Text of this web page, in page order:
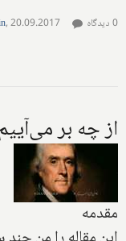
,20.09.2017 0 دیدگاه
از چه بر
مقدمه